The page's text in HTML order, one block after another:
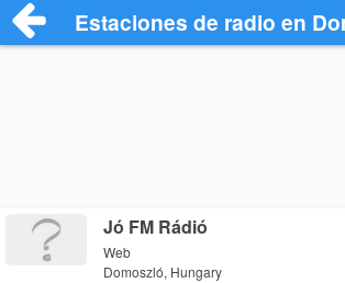
Estaciones de radio en
Jó FM Rádió
Web
Domoszló, Hungary